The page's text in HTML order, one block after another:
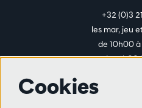
+32 (0)3
les mar, jeu
de 10h00
de 14h00
Cookies